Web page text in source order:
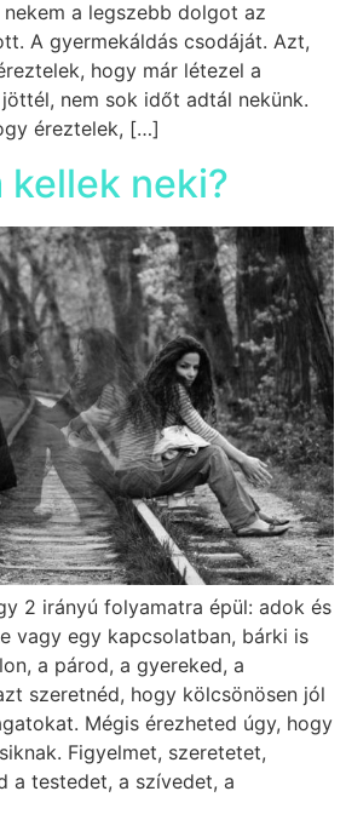
a legszebb dolgot az
A gyermekáldás csodáját. Azt,
hogy már létezel a
nem sok időt adtál nekünk.
éreztelek, […]
neki?
2 irányú folyamatra épül: adok és
vagy egy kapcsolatban, bárki is
a párod, a gyereked, a
szeretnéd, hogy kölcsönösen jól
Mégis érezheted úgy, hogy
Figyelmet, szeretetet,
a testedet, a szívedet, a